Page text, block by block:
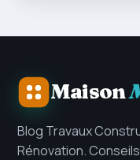
Maison
Blog Travaux
Rénovation.